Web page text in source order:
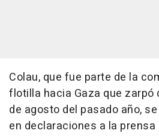
Colau, que fue parte de la
flotilla hacia Gaza que zarpó
de agosto del pasado año,
en declaraciones a la